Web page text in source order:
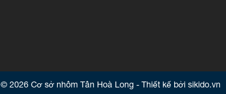
© 2026 Cơ sở nhôm Tân Hoà Long - Thiết kế bởi sikido.vn